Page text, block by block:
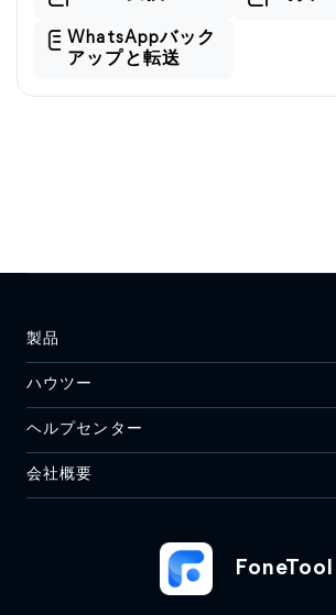
WhatsAppバック
アップと転送
FoneTool
製品
ハウツー
ヘルプセンター
会社概要